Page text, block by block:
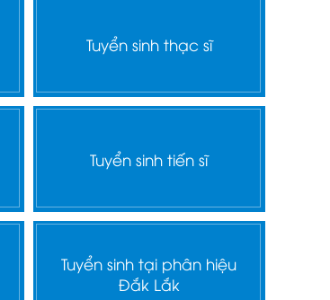
Tuyển sinh thạc sĩ
Tuyển sinh tiến sĩ
Tuyển sinh tại phân hiệu
Đắk Lắk